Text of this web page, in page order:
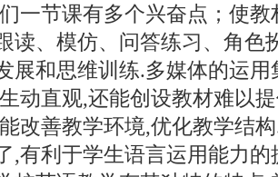
一节课有多个兴奋点；使
读、模仿、问答练习、角色
展和思维训练.多媒体的运
动直观,还能创设教材难以
改善教学环境,优化教学结
,有利于学生语言运用能力的